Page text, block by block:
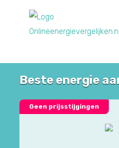
Beste energie
Geen prijsstijgingen